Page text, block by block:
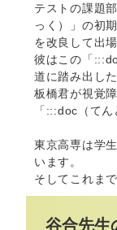
テストの課題
っく）」の初
を改良して出
彼はこの「
道に踏み出した
板橋君が視覚
「:::doc（て
東京高専は学
います。
そしてこれま
谷合先生